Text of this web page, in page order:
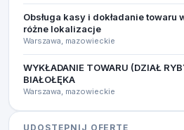
Obsługa kasy i dokładanie towaru
różne lokalizacje
Warszawa, mazowieckie
WYKŁADANIE TOWARU (DZIAŁ
BIAŁOŁĘKA
Warszawa, mazowieckie
UDOSTĘPNIJ OFERTĘ